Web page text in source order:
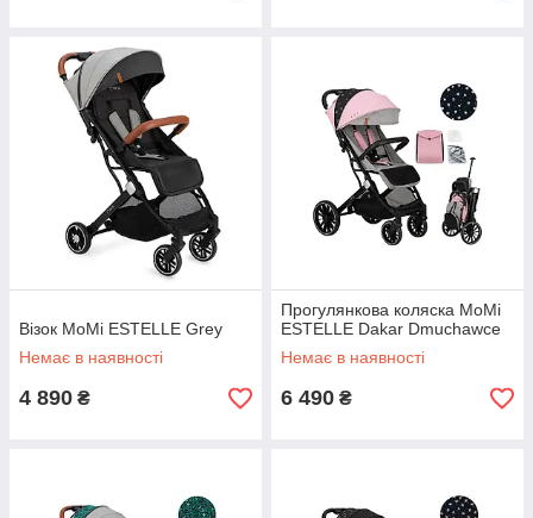
Візок MoMi ESTELLE Grey
Немає в наявності
4 890 ₴
Прогулянкова коляска MoMi
ESTELLE Dakar Dmuchawce
Немає в наявності
6 490 ₴